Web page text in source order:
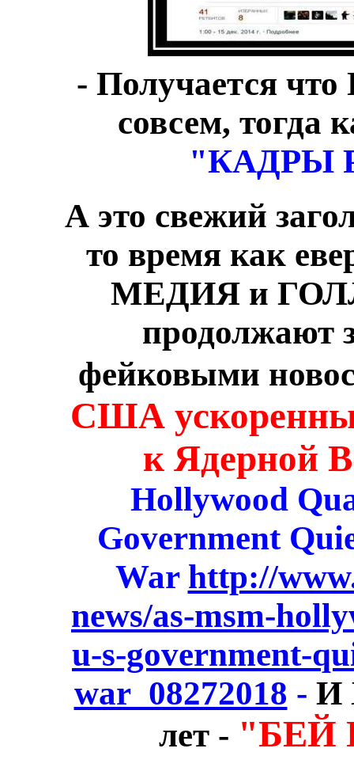
- Получается
совсем, тогда
"КАДРЫ
А это свежий
то время как
МЕДИЯ и
продолжают
фейковыми
США
к Ядерной
Hollywood
Government
War http://
news/as-msm-
u-s-government-
war_08272018 - И
лет - "БЕЙ